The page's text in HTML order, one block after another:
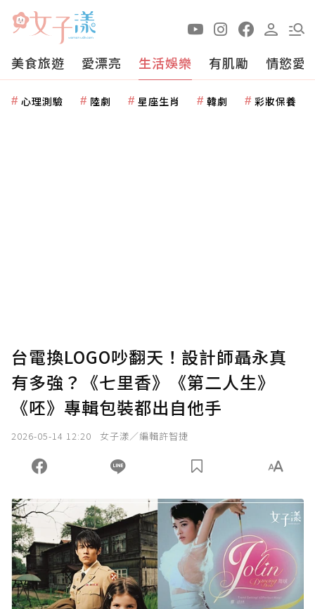
美食旅遊 愛漂亮 生活娛樂 有肌勵 情慾愛
心理測驗 陸劇 星座生肖 韓劇 彩妝保養
台電換LOGO吵翻天！設計師聶永真
有多強？《七里香》《第二人生》
《呸》專輯包裝都出自他手
2026-05-14 12:20 女子漾／編輯許智捷